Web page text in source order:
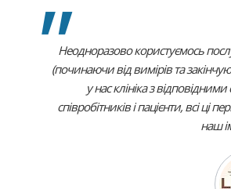
Неодноразово користуємось
(починаючи від вимірів та
у нас клініка з
співробітників і пацієнти, всі
наш